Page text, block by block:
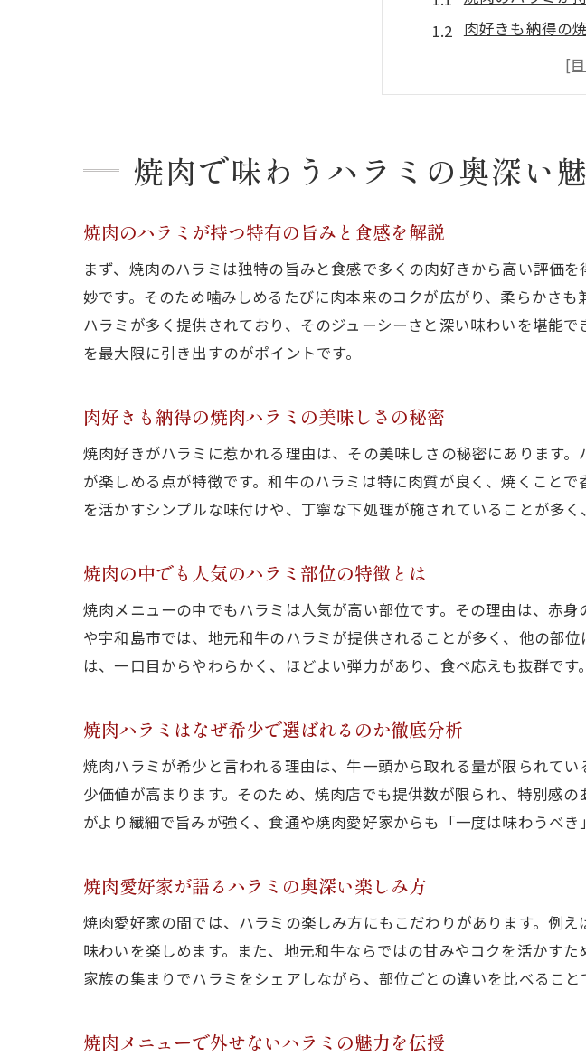
肉好きも納得の
焼肉の中でも人
焼肉ハラミはな
焼肉メニューで
ハラミ好きが注目す
焼肉のハラミを
ハラミ好き必見
四国中央市で堪能す
地元で楽しむ焼
焼肉ハラミにこ
四国中央市で愛
希少部位ハラミの美
焼肉ハラミが希
焼肉好きが注目
焼肉の希少部位
焼肉ハラミの深
焼肉パーティー
家族や友人と焼
焼肉で盛り上が
焼肉で味わうハラミの奥深い
焼肉のハラミが持つ特有の旨みと食感を解説
まず、焼肉のハラミは独特の旨みと食感で多くの肉好きから高い評価
妙です。そのため噛みしめるたびに肉本来のコクが広がり、柔らかさ
ハラミが多く提供されており、そのジューシーさと深い味わいを堪能
を最大限に引き出すのがポイントです。
肉好きも納得の焼肉ハラミの美味しさの秘密
焼肉好きがハラミに惹かれる理由は、その美味しさの秘密にあります
が楽しめる点が特徴です。和牛のハラミは特に肉質が良く、焼くこと
を活かすシンプルな味付けや、丁寧な下処理が施されていることが多
焼肉の中でも人気のハラミ部位の特徴とは
焼肉メニューの中でもハラミは人気が高い部位です。その理由は、赤
や宇和島市では、地元和牛のハラミが提供されることが多く、他の部
は、一口目からやわらかく、ほどよい弾力があり、食べ応えも抜群です
焼肉ハラミはなぜ希少で選ばれるのか徹底分析
焼肉ハラミが希少と言われる理由は、牛一頭から取れる量が限られて
少価値が高まります。そのため、焼肉店でも提供数が限られ、特別感
がより繊細で旨みが強く、食通や焼肉愛好家からも「一度は味わうべ
焼肉愛好家が語るハラミの奥深い楽しみ方
焼肉愛好家の間では、ハラミの楽しみ方にもこだわりがあります。例
味わいを楽しめます。また、地元和牛ならではの甘みやコクを活かす
家族の集まりでハラミをシェアしながら、部位ごとの違いを比べること
焼肉メニューで外せないハラミの魅力を伝授
お問
お問